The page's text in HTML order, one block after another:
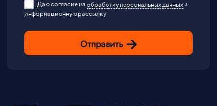
Даю согласие на обработку персональных данных и
информационную рассылку
Отправить